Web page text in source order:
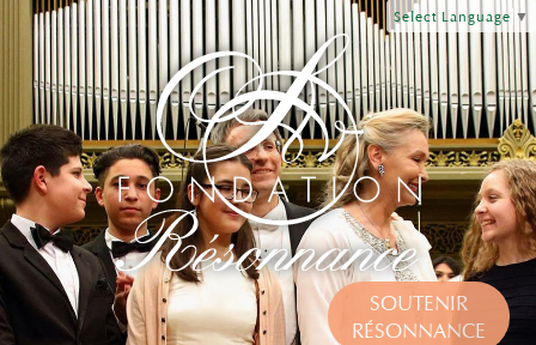
Select Language ▼
SOUTENIR
RÉSONNANCE